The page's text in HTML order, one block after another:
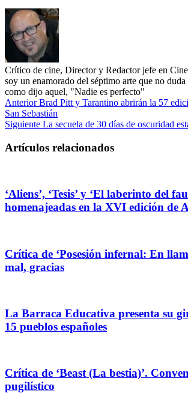
Crítico de cine, Director y Redactor jefe en
soy un enamorado del séptimo arte que no
como dijo aquel, "Nadie es perfecto"
AnteriorBrad Pitt y Tarantino abrirán la 57
San Sebastián
Siguiente La secuela de 30 días de oscuridad
Artículos relacionados
‘Aliens’, ‘Tesis’ y ‘El laberinto del
homenajeadas en la XVI edición de
Crítica de ‘Posesión infernal: En
mal, gracias
La Barraca Educativa presenta su
15 pueblos españoles
Crítica de ‘Beast (La bestia)’.
pugilístico